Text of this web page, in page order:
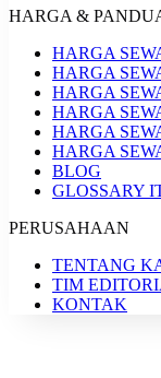
HARGA &
HARGA
HARGA
HARGA
HARGA
HARGA
HARGA
BLOG
GLOSSARY
PERUSAHAAN
TENTANG
TIM
KONTAK